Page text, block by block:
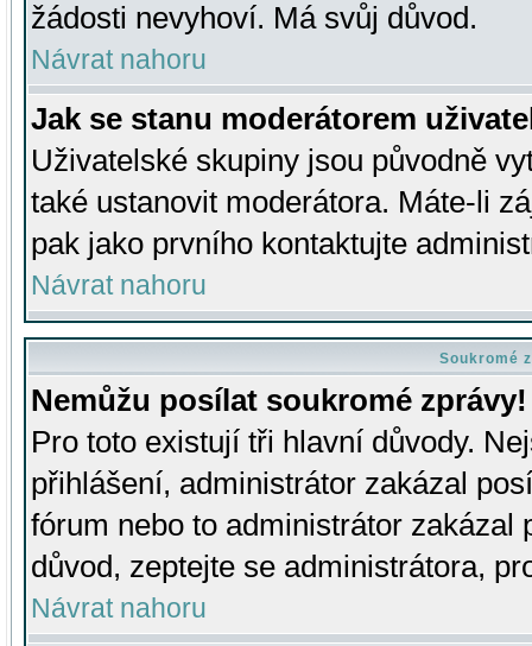
žádosti nevyhoví. Má svůj důvod.
Návrat nahoru
Jak se stanu moderátorem
Uživatelské skupiny jsou původně
také ustanovit moderátora. Máte-li
pak jako prvního kontaktujte
Návrat nahoru
Soukromé
Nemůžu posílat soukromé zprávy!
Pro toto existují tři hlavní důvody.
přihlášení, administrátor zakázal
fórum nebo to administrátor zakázal
důvod, zeptejte se administrátora,
Návrat nahoru